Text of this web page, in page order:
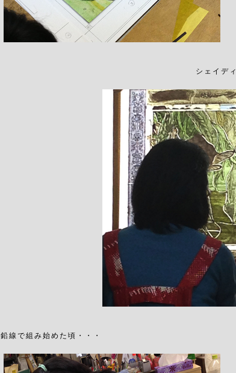
シェイデ
鉛線で組み始めた頃・・・